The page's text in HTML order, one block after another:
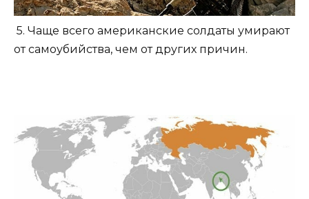
5. Чаще всего американские солдаты умирают
от самоубийства, чем от других причин.